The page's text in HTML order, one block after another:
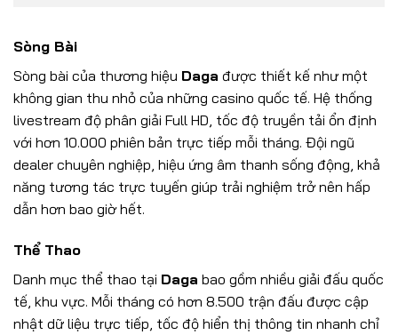
Sòng Bài
Sòng bài của thương hiệu Daga được thiết kế như một
không gian thu nhỏ của những casino quốc tế. Hệ thống
livestream độ phân giải Full HD, tốc độ truyền tải ổn định
với hơn 10.000 phiên bản trực tiếp mỗi tháng. Đội ngũ
dealer chuyên nghiệp, hiệu ứng âm thanh sống động, khả
năng tương tác trực tuyến giúp trải nghiệm trở nên hấp
dẫn hơn bao giờ hết.
Thể Thao
Danh mục thể thao tại Daga bao gồm nhiều giải đấu quốc
tế, khu vực. Mỗi tháng có hơn 8.500 trận đấu được cập
nhật dữ liệu trực tiếp, tốc độ hiển thị thông tin nhanh chỉ